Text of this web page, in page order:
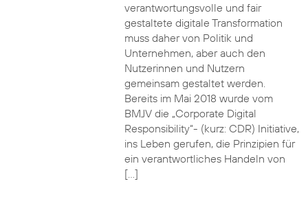
verantwortungsvolle und fair
gestaltete digitale Transformation
muss daher von Politik und
Unternehmen, aber auch den
Nutzerinnen und Nutzern
gemeinsam gestaltet werden.
Bereits im Mai 2018 wurde vom
BMJV die „Corporate Digital
Responsibility“- (kurz: CDR) Initiative,
ins Leben gerufen, die Prinzipien für
ein verantwortliches Handeln von
[…]